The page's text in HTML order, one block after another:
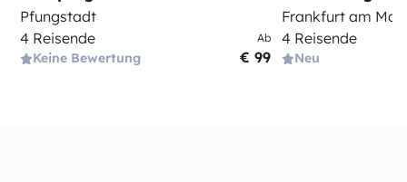
Pfungstadt
4 Reisende
Keine Bewertung
Ab
€ 99
Frankfurt am
4 Reisende
Neu